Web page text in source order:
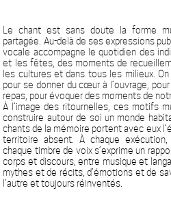
Le chant est sans doute la forme
partagée. Au-delà de ses expressions
vocale accompagne le quotidien des
et les fêtes, des moments de
les cultures et dans tous les milieux.
pour se donner du cœur à l’ouvrage,
repas, pour évoquer des moments de
À l’image des ritournelles, ces motifs
construire autour de soi un monde
chants de la mémoire portent avec eux
territoire absent. À chaque
chaque timbre de voix s’exprime un
corps et discours, entre musique et
mythes et de récits, d’émotions et de
l’autre et toujours réinventés.